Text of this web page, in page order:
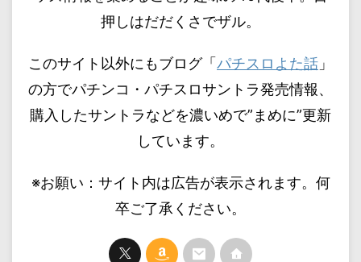
押しはだだくさでザル。
このサイト以外にもブログ「パチスロよた話 」
の方でパチンコ・パチスロサントラ発売情報、
購入したサントラなどを濃いめで”まめに”更新
しています。
※お願い：サイト内は広告が表示されます。何
卒ご了承ください。